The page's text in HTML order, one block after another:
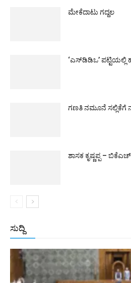
ಮೇಕೆದಾಟು ಗದ್ದಲ
‘ಎಸ್‌ಡಿಡಿಒ’ ಪಟ್ಟಿಯಲ್ಲಿ
ಗಣತಿ ನಮೂನೆ ಸಲ್ಲಿಕೆಗೆ
ಶಾಸಕ ಕೃಷ್ಣಪ್ಪ –
ಸುದ್ದಿ